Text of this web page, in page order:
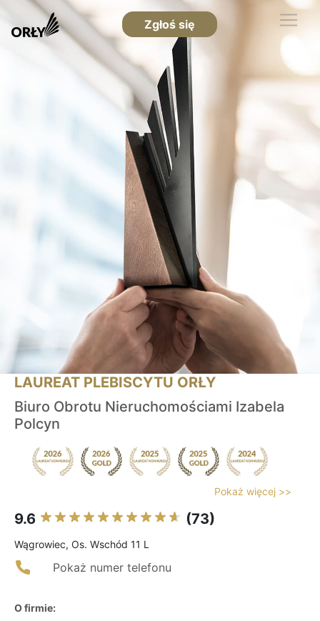
Zgłoś się
LAUREAT PLEBISCYTU ORŁY
Biuro Obrotu Nieruchomościami Izabela
Polcyn
Pokaż więcej >>
9.6 (73)
Wągrowiec, Os. Wschód 11 L
Pokaż numer telefonu
O firmie: